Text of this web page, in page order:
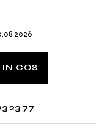
IN COS
23 77